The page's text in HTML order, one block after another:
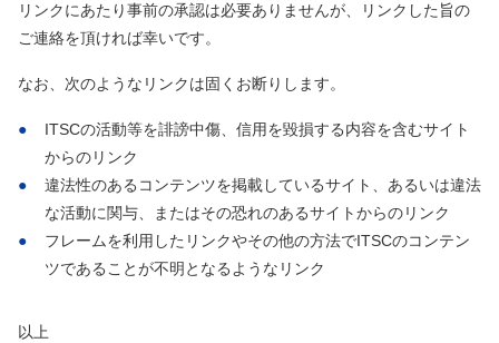
リンクにあたり事前の承認は必要ありませんが、リンクした旨の
ご連絡を頂ければ幸いです。
なお、次のようなリンクは固くお断りします。
ITSCの活動等を誹謗中傷、信用を毀損する内容を含むサイト
からのリンク
違法性のあるコンテンツを掲載しているサイト、あるいは違法
な活動に関与、またはその恐れのあるサイトからのリンク
フレームを利用したリンクやその他の方法でITSCのコンテン
ツであることが不明となるようなリンク
以上